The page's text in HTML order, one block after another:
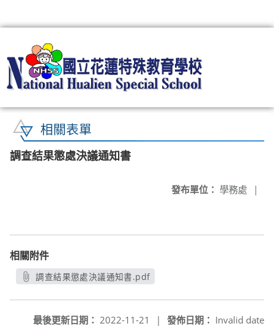
相關表單
調查結果懲處決議通知書
發布單位： 學務處 |
相關附件
調查結果懲處決議通知書.pdf
發佈日期： Invalid date
最後更新日期： 2022-11-21
|